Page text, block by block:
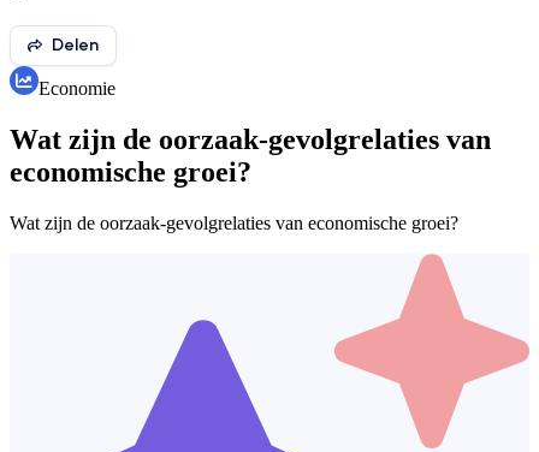
Delen
Economie
Wat zijn de oorzaak-gevolgrelaties van
economische groei?
Wat zijn de oorzaak-gevolgrelaties van economische groei?